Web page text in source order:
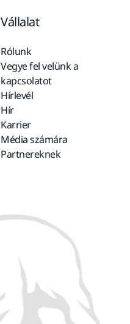
Vállalat
Rólunk
Vegye fel velünk a
kapcsolatot
Hírlevél
Hír
Karrier
Média számára
Partnereknek